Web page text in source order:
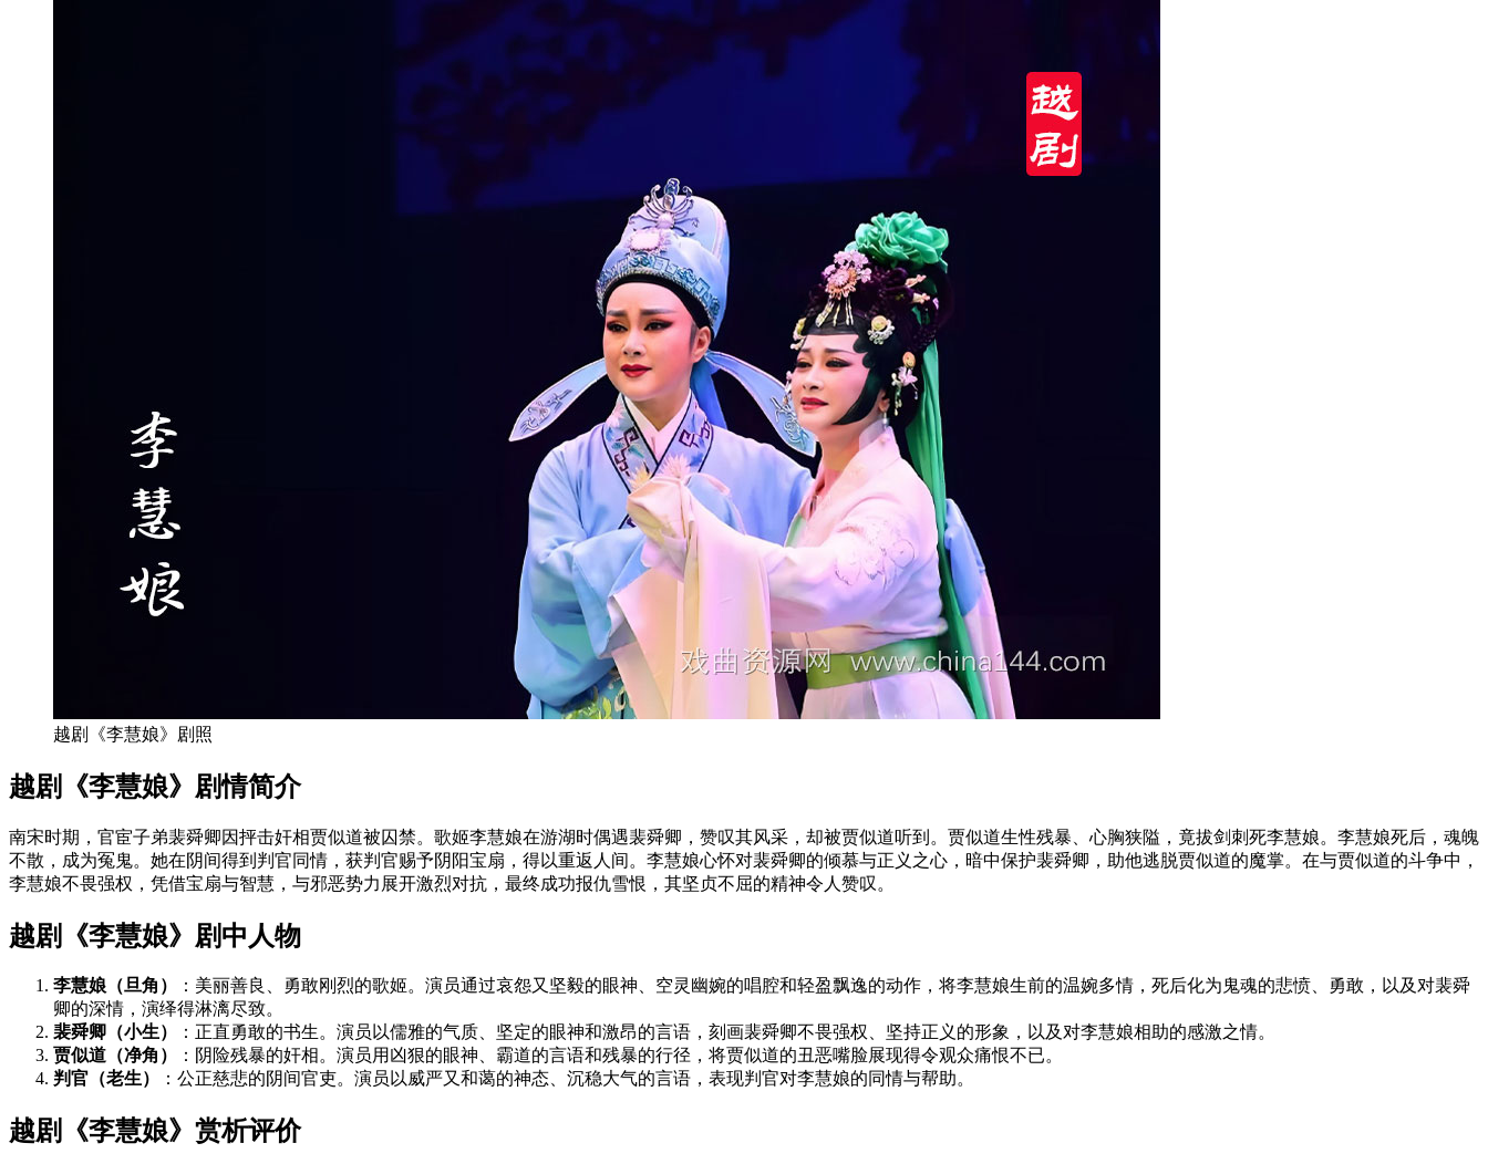
越剧《李慧娘》剧照
越剧《李慧娘》剧情简介
南宋时期，官宦子弟裴舜卿因抨击奸相贾似道被囚禁。歌姬李慧娘在游湖时偶遇裴舜卿，赞叹其风采，却被贾似道听到。贾似道生性残暴、心胸狭隘，竟拔剑刺死李慧娘。李慧娘死后，魂魄
不散，成为冤鬼。她在阴间得到判官同情，获判官赐予阴阳宝扇，得以重返人间。李慧娘心怀对裴舜卿的倾慕与正义之心，暗中保护裴舜卿，助他逃脱贾似道的魔掌。在与贾似道的斗争中，
李慧娘不畏强权，凭借宝扇与智慧，与邪恶势力展开激烈对抗，最终成功报仇雪恨，其坚贞不屈的精神令人赞叹。
越剧《李慧娘》剧中人物
李慧娘（旦角）
：美丽善良、勇敢刚烈的歌姬。演员通过哀怨又坚毅的眼神、空灵幽婉的唱腔和轻盈飘逸的动作，将李慧娘生前的温婉多情，死后化为鬼魂的悲愤、勇敢，以及对裴舜
卿的深情，演绎得淋漓尽致。
裴舜卿（小生）
：正直勇敢的书生。演员以儒雅的气质、坚定的眼神和激昂的言语，刻画裴舜卿不畏强权、坚持正义的形象，以及对李慧娘相助的感激之情。
贾似道（净角）
：阴险残暴的奸相。演员用凶狠的眼神、霸道的言语和残暴的行径，将贾似道的丑恶嘴脸展现得令观众痛恨不已。
判官（老生）
：公正慈悲的阴间官吏。演员以威严又和蔼的神态、沉稳大气的言语，表现判官对李慧娘的同情与帮助。
越剧《李慧娘》赏析评价